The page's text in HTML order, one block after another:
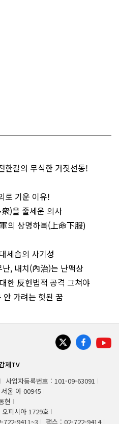
한길의 무식한 거짓선동!
로 기운 이유!
)을 줄세운 의사
의 상명하복(上命下服)
세습의 사기성
, 내치(內治)는 난맥상
한 反헌법적 공격 그쳐야
가려는 헛된 꿈
제TV
사업자등록번호 : 101-09-63091
울 아 00945
현
피시아 1729호
722-9411~3 팩스 : 02-722-9414